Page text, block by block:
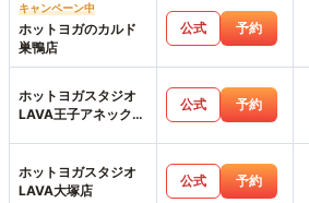
キャンペーン中
ホットヨガのカルド
巣鴨店
公式 予約
ホットヨガスタジオ
LAVA王子アネックス
公式 予約
ホットヨガスタジオ
LAVA大塚店
公式 予約